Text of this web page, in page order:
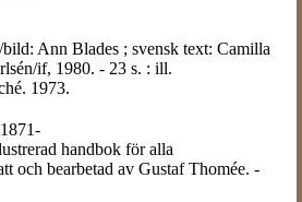
Ann Blades ; svensk text: Camilla
if, 1980. - 23 s. : ill.
1973.
handbok för alla
och bearbetad av Gustaf Thomée. -